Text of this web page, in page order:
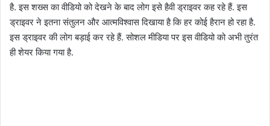
है. इस शख्स का वीडियो को देखने के बाद लोग इसे हैवी ड्राइवर कह रहे हैं. इस
ड्राइवर ने इतना संतुलन और आत्मविश्वास दिखाया है कि हर कोई हैरान हो रहा है.
इस ड्राइवर की लोग बड़ाई कर रहे हैं. सोशल मीडिया पर इस वीडियो को अभी तुरंत
ही शेयर किया गया है.